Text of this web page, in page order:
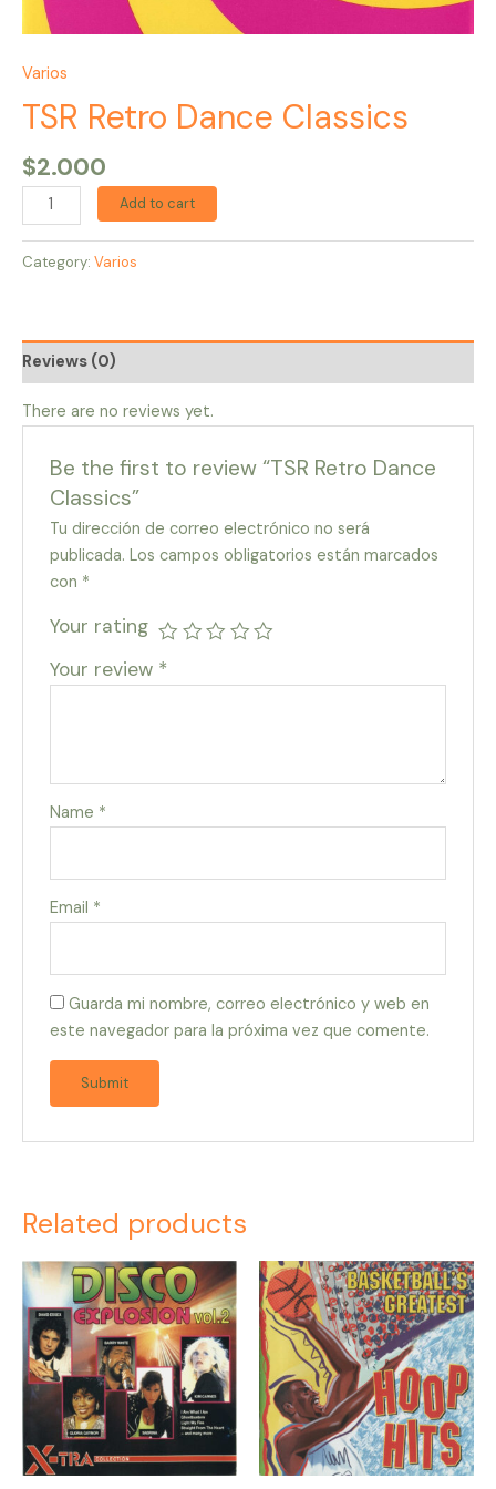
Varios
TSR Retro Dance Classics
$2.000
Add to cart
Category: Varios
Reviews (0)
There are no reviews yet.
Be the first to review “TSR Retro Dance
Classics”
Tu dirección de correo electrónico no será
publicada. Los campos obligatorios están marcados
con *
Your rating
Your review *
Name *
Email *
Guarda mi nombre, correo electrónico y web en
este navegador para la próxima vez que comente.
Related products